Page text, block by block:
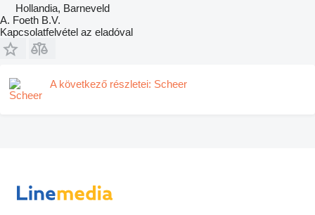
Hollandia, Barneveld
A. Foeth B.V.
Kapcsolatfelvétel az eladóval
A következő részletei: Scheer